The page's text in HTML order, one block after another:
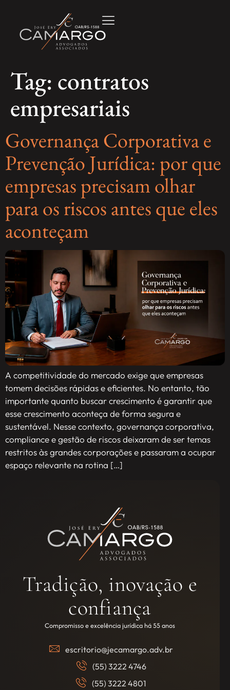
Tag: contratos
empresariais
Governança Corporativa e
Prevenção Jurídica: por que
empresas precisam olhar
para os riscos antes que eles
aconteçam
A competitividade do mercado exige que empresas
tomem decisões rápidas e eficientes. No entanto, tão
importante quanto buscar crescimento é garantir que
esse crescimento aconteça de forma segura e
sustentável. Nesse contexto, governança corporativa,
compliance e gestão de riscos deixaram de ser temas
restritos às grandes corporações e passaram a ocupar
espaço relevante na rotina […]
Tradição, inovação e
confiança
Compromisso e excelência jurídica há 55 anos
escritorio@jecamargo.adv.br
(55) 3222 4746
(55) 3222 4801